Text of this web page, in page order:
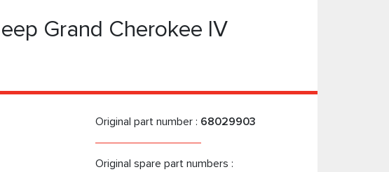
Grand Cherokee IV
Original part number : 68029903
Original spare part numbers :